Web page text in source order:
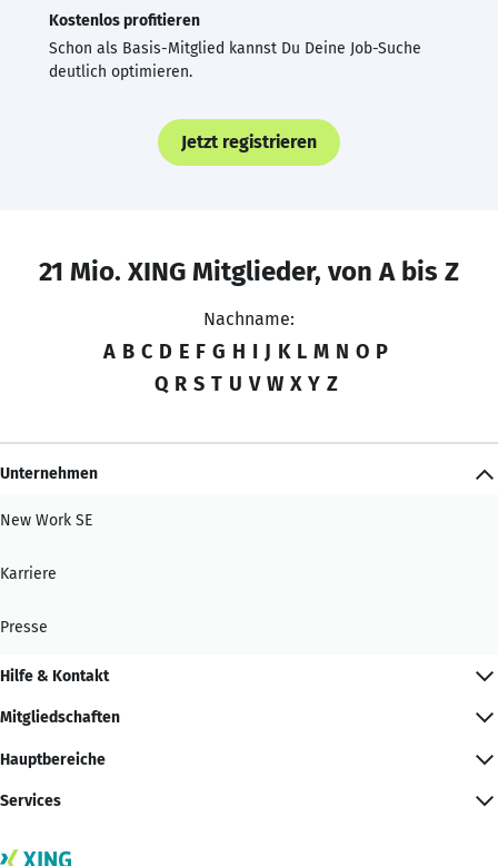
Kostenlos profitieren
Schon als Basis-Mitglied kannst Du Deine Job-Suche
deutlich optimieren.
Jetzt registrieren
21 Mio. XING Mitglieder, von A bis Z
Nachname:
A B C D E F G H I J K L M N O P
Q R S T U V W X Y Z
Unternehmen
New Work SE
Karriere
Presse
Hilfe & Kontakt
Mitgliedschaften
Hauptbereiche
Services